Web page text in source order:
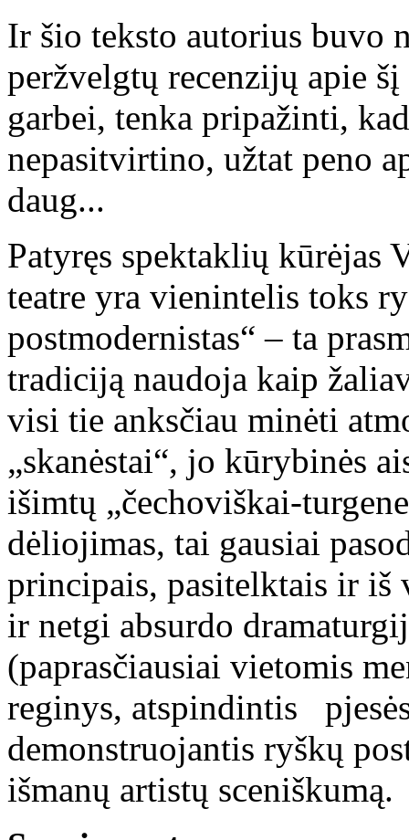
Ir šio teksto autorius buvo
peržvelgtų recenzijų apie
garbei, tenka pripažinti,
nepasitvirtino, užtat peno
daug...
Patyręs spektaklių kūrėjas
teatre yra vienintelis toks
postmodernistas“ – ta
tradiciją naudoja kaip
visi tie anksčiau minėti
„skanėstai“, jo kūrybinės
išimtų „čechoviškai-
dėliojimas, tai gausiai
principais, pasitelktais ir
ir netgi absurdo
(paprasčiausiai vietomis
reginys, atspindintis
demonstruojantis ryškų
išmanų artistų sceniškumą.